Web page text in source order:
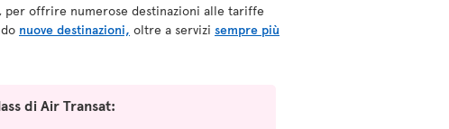
per offrire numerose destinazioni alle tariffe
nuove destinazioni, oltre a servizi sempre più
di Air Transat: